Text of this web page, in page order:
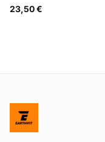
23,50 €